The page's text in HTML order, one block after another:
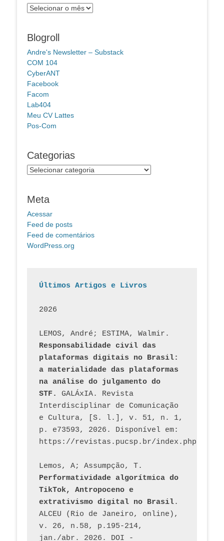
Arquivos
Blogroll
Andre's Newsletter – Substack
COM 104
CyberANT
Facebook
Facom
Lab404
Meu CV Lattes
Pos-Com
Categorias
Categorias
Meta
Acessar
Feed de posts
Feed de comentários
WordPress.org
Últimos Artigos e Livros
2026
Responsabilidade civil das
plataformas digitais no Brasil:
a materialidade das plataformas
na análise do julgamento do
STF.
GALÁxIA. Revista
Interdisciplinar de Comunicação
e Cultura, [S. l.], v. 51, n. 1,
p. e73593, 2026. Disponível em:
Performatividade algorítmica do
TikTok, Antropoceno e
extrativismo digital no Brasil.
ALCEU (Rio de Janeiro, online),
v. 26, n.58, p.195-214,
jan./abr. 2026. DOI -